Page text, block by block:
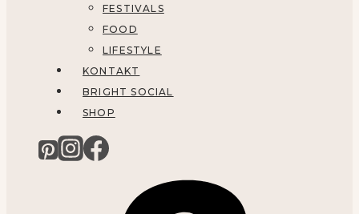
FESTIVALS
FOOD
LIFESTYLE
KONTAKT
BRIGHT SOCIAL
SHOP